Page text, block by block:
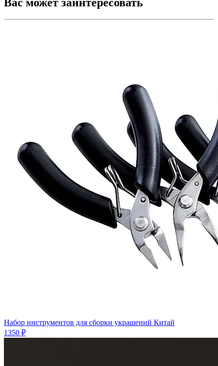
Набор инструментов для сборки украшений Китай
1350 ₽